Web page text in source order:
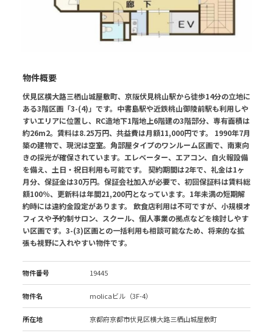
物件概要
伏見区横大路三栖山城屋敷町、京阪伏見桃山駅から徒歩14分の立地に
ある3階区画「3-(4)」です。中書島駅や近鉄桃山御陵前駅も利用しや
すいエリアに位置し、RC造地下1階地上6階建の3階部分、専有面積は
約26m2。賃料は8.25万円、共益費は月額11,000円です。 1990年7月
築の建物で、現況は空室。角部屋タイプのワンルーム区画で、南東向
きの採光が確保されています。エレベーター、エアコン、自火報設備
を備え、土日・祝日利用も可能です。 契約期間は2年で、礼金は1ヶ
月分、保証金は30万円。保証会社加入が必要で、初回保証料は賃料総
額100％、更新料は年間21,200円となっています。1年未満の短期解
約時には違約金設定があります。 飲食店利用は不可ですが、小規模オ
フィスや予約制サロン、スクール、個人事業の拠点などを検討しやす
い区画です。3-(3)区画との一括利用も相談可能なため、将来的な拡
張も視野に入れやすい物件です。
物件番号 19445
物件名 molicaビル（3F-4）
所在地 京都府京都市伏見区横大路三栖山城屋敷町